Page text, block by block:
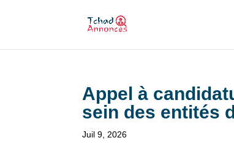
Appel à
sein des entités
Juil 9, 2026